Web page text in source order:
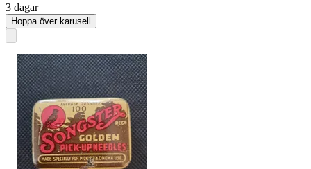
3 dagar
Hoppa över karusell